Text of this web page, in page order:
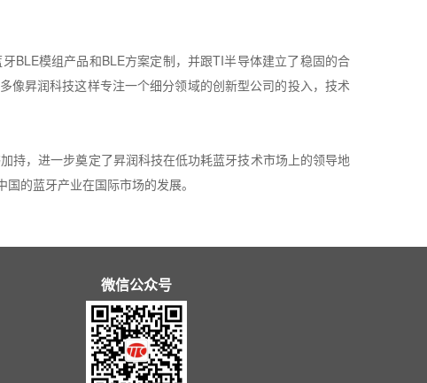
BLE模组产品和BLE方案定制，并跟TI半导体建立了稳固的合
像昇润科技这样专注一个细分领域的创新型公司的投入，技术
持，进一步奠定了昇润科技在低功耗蓝牙技术市场上的领导地
的蓝牙产业在国际市场的发展。
微信公众号